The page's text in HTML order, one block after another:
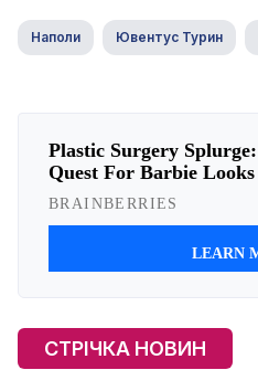
Наполи Ювентус Турин
СТРІЧКА НОВИН